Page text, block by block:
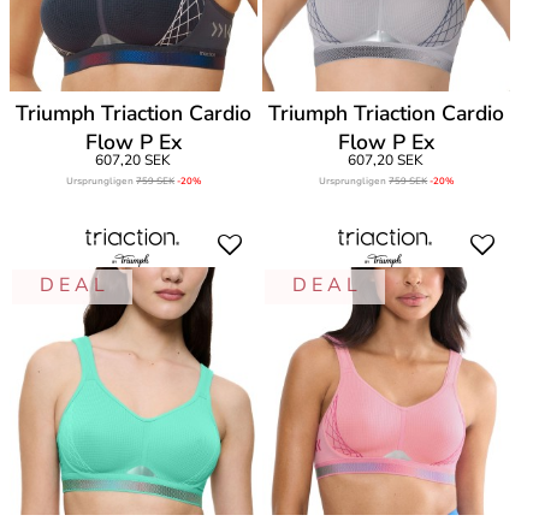
Triumph Triaction Cardio
Flow P Ex
607,20 SEK
Ursprungligen759 SEK-20%
Triumph Triaction Cardio
Flow P Ex
607,20 SEK
Ursprungligen759 SEK-20%
D E A L D E A L